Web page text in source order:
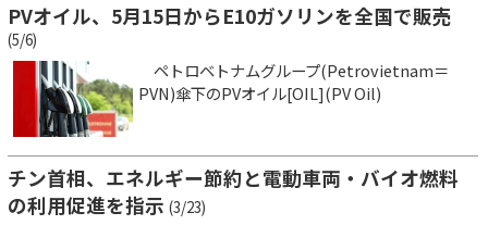
PVオイル、5月15日からE10ガソリンを全国で販売
(5/6)
ペトロベトナムグループ(Petrovietnam＝
PVN)傘下のPVオイル[OIL](PV Oil)
チン首相、エネルギー節約と電動車両・バイオ燃料
の利用促進を指示 (3/23)